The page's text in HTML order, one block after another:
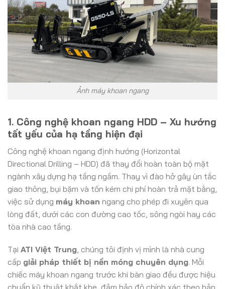
Ảnh máy khoan ngang
1. Công nghệ khoan ngang HDD – Xu hướng
tất yếu của hạ tầng hiện đại
Công nghệ khoan ngang định hướng (Horizontal
Directional Drilling – HDD) đã thay đổi hoàn toàn bộ mặt
ngành xây dựng hạ tầng ngầm. Thay vì đào hở gây ùn tắc
giao thông, bụi bặm và tốn kém chi phí hoàn trả mặt bằng,
việc sử dụng máy khoan ngang cho phép đi xuyên qua
lòng đất, dưới các con đường cao tốc, sông ngòi hay các
tòa nhà cao tầng.
Tại ATI Việt Trung, chúng tôi định vị mình là nhà cung
cấp giải pháp thiết bị nền móng chuyên dụng. Mỗi
chiếc máy khoan ngang trước khi bàn giao đều được hiệu